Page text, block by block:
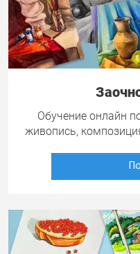
Обучение онлайн
живопись,